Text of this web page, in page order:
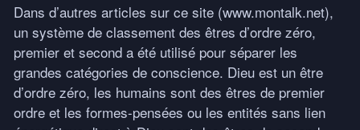
Dans d’autres articles sur ce site (www.montalk.net),
un système de classement des êtres d’ordre zéro,
premier et second a été utilisé pour séparer les
grandes catégories de conscience. Dieu est un être
d’ordre zéro, les humains sont des êtres de premier
ordre et les formes-pensées ou les entités sans lien